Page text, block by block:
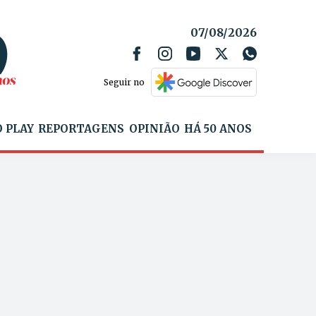
07/08/2026
Seguir no
PLAY REPORTAGENS OPINIÃO HÁ 50 ANOS